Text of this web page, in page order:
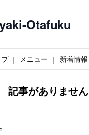
Otafuku
メニュー 新着情報
記事がありません